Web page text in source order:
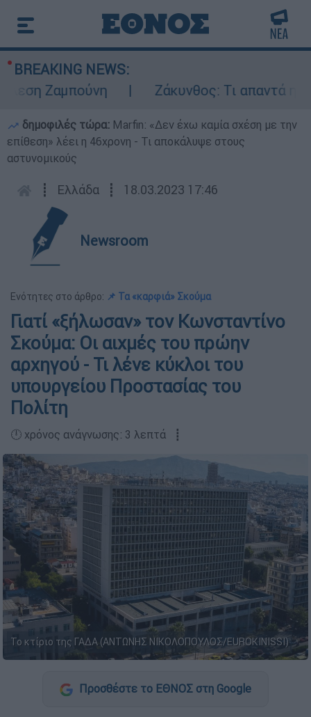
BREAKING NEWS:
Ζαμπούνη
Ζάκυνθος: Τι απαντά η
δημοφιλές τώρα: Marfin: «Δεν έχω καμία σχέση με την
επίθεση» λέει η 46χρονη - Τι αποκάλυψε στους
αστυνομικούς
┋ Ελλάδα ┋ 18.03.2023 17:46
Newsroom
Ενότητες στο άρθρο: 📌 Τα «καρφιά» Σκούμα
Γιατί «ξήλωσαν» τον Κωνσταντίνο
Σκούμα: Οι αιχμές του πρώην
αρχηγού - Τι λένε κύκλοι του
υπουργείου Προστασίας του
Πολίτη
🕛 χρόνος ανάγνωσης: 3 λεπτά ┋
Το κτίριο της ΓΑΔΑ (ΑΝΤΩΝΗΣ ΝΙΚΟΛΟΠΟΥΛΟΣ/EUROKINISSI)
Προσθέστε το ΕΘΝΟΣ στη Google